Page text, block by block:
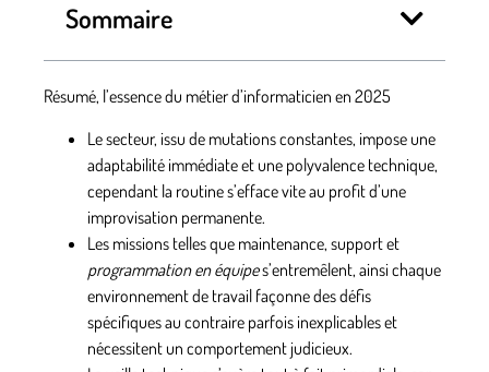
Sommaire
Résumé, l’essence du métier d’informaticien en 2025
Le secteur, issu de mutations constantes, impose une
adaptabilité immédiateet une polyvalence technique,
cependant la routine s’efface vite au profit d’une
improvisation permanente.
Les missions telles que maintenance, support et
programmation en équipes’entremêlent, ainsi chaque
environnement de travail façonne des défis
spécifiques au contraire parfois inexplicables et
nécessitent un comportement judicieux.